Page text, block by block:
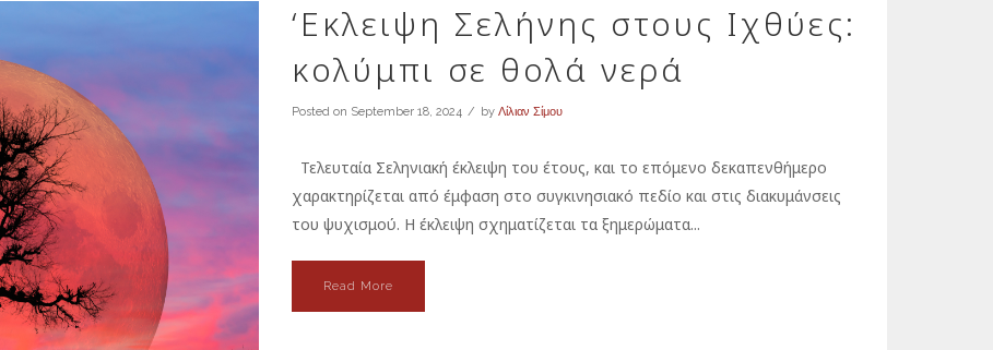
‘Εκλειψη Σελήνης στους Ιχθύες:
κολύμπι σε θολά νερά
Posted on September 18, 2024 by Λίλιαν Σίμου
Τελευταία Σεληνιακή έκλειψη του έτους, και το επόμενο δεκαπενθήμερο
χαρακτηρίζεται από έμφαση στο συγκινησιακό πεδίο και στις διακυμάνσεις
του ψυχισμού. Η έκλειψη σχηματίζεται τα ξημερώματα...
Read More